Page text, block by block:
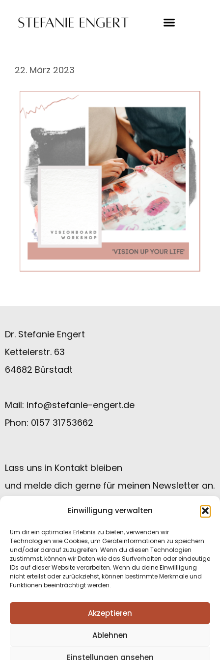
Einwilligung verwalten
Um dir ein optimales Erlebnis zu bieten, verwenden wir
Technologien wie Cookies, um Geräteinformationen zu speichern
und/oder darauf zuzugreifen. Wenn du diesen Technologien
zustimmst, können wir Daten wie das Surfverhalten oder eindeutige
IDs auf dieser Website verarbeiten. Wenn du deine Einwillligung
nicht erteilst oder zurückziehst, können bestimmte Merkmale und
Funktionen beeinträchtigt werden.
Akzeptieren
Ablehnen
Einstellungen ansehen
22. März 2023
Dr. Stefanie Engert
Kettelerstr. 63
64682 Bürstadt
Mail: info@stefanie-engert.de
Phon: 0157 31753662
Lass uns in Kontakt bleiben
und melde dich gerne für meinen Newsletter an.
Datenschutzerklärung|Impressum
Kontakt|Cookie Einstellungen